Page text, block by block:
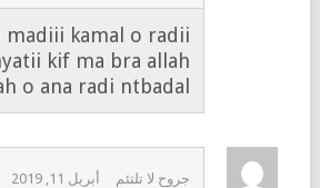
madiii kamal o radii
kif ma bra allah
o ana radi ntbadal
جروح لا تلتئم
أبريل 11, 2019